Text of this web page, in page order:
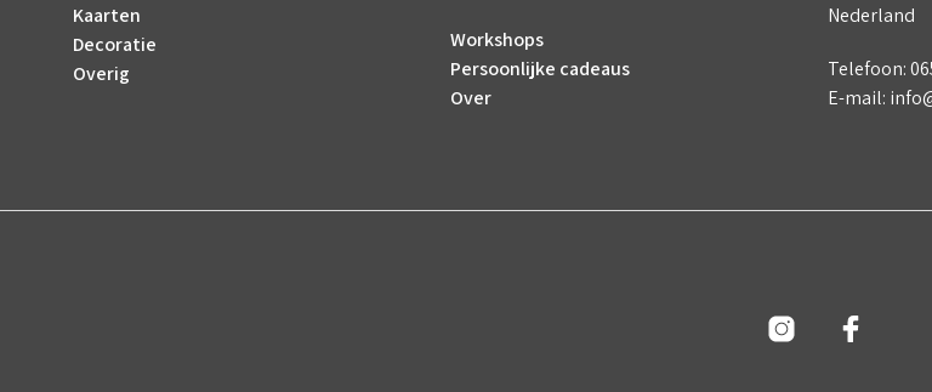
Kaarten
Decoratie
Overig
Workshops
Persoonlijke cadeaus
Over
Nederland
Telefoon:
E-mail: